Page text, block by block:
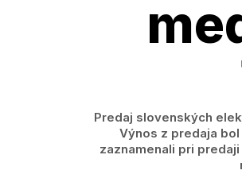
Predaj slovenských
Výnos z predaja bol
zaznamenali pri